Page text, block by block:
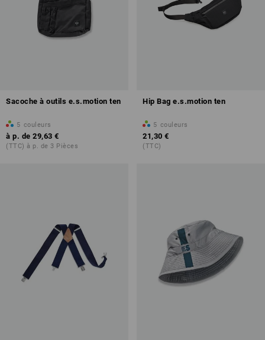
Sacoche à outils e.s.motion ten
5 couleurs
à p. de 29,63 €
(TTC) à p. de 3 Pièces
Hip Bag e.s.motion ten
5 couleurs
21,30 €
(TTC)